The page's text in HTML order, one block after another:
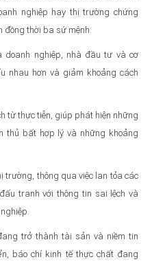
nghiệp hay thị trường chứng
đồng thời ba sứ mệnh.
doanh nghiệp, nhà đầu tư và cơ
nhau hơn và giảm khoảng cách
từ thực tiễn, giúp phát hiện những
thủ bất hợp lý và những khoảng
trường, thông qua việc lan tỏa các
tranh với thông tin sai lệch và
trở thành tài sản và niềm tin
báo chí kinh tế thực chất đang